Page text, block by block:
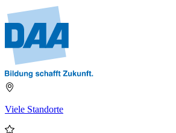
Viele Standorte